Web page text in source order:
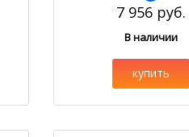
7 956 руб.
В наличии
купить